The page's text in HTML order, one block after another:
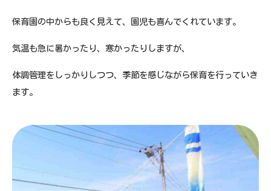
保育園の中からも良く見えて、園児も喜んでくれています。
気温も急に暑かったり、寒かったりしますが、
体調管理をしっかりしつつ、季節を感じながら保育を行っていき
ます。